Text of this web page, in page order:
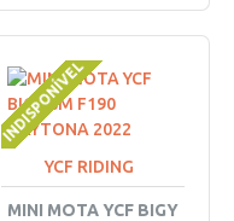
INDISPONÍVEL
YCF RIDING
MINI MOTA YCF BIGY